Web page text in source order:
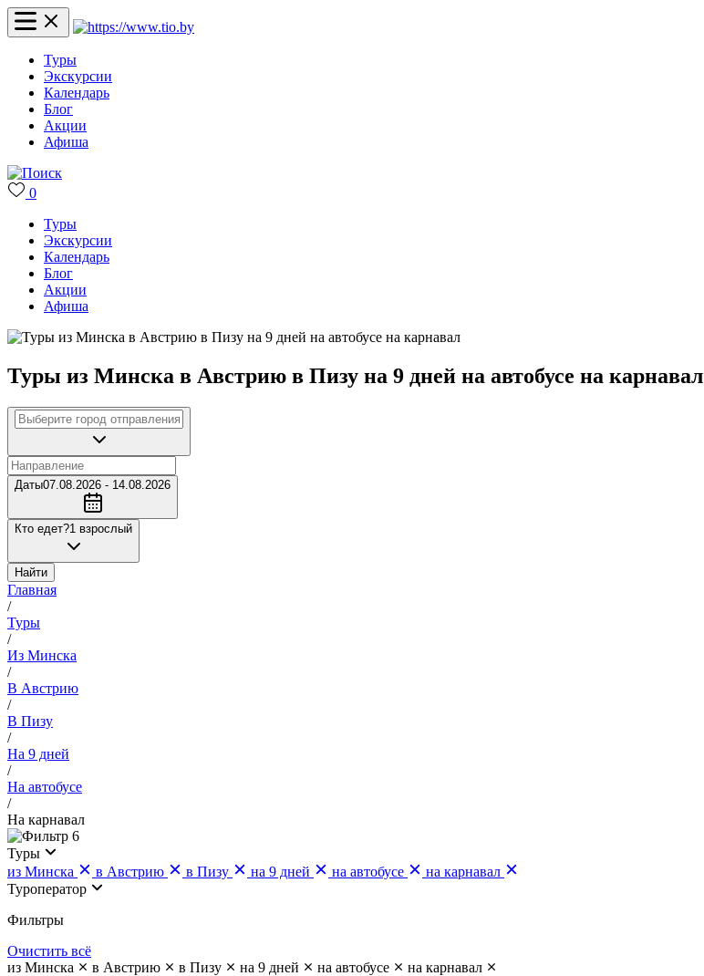
Туры
Экскурсии
Календарь
Блог
Акции
Афиша
0
Туры
Экскурсии
Календарь
Блог
Акции
Афиша
Туры из Минска в Австрию в Пизу на 9 дней на автобусе на карнавал
Даты07.08.2026 - 14.08.2026
Кто едет?1 взрослый
Найти
Главная
/
Туры
/
Из Минска
/
В Австрию
/
В Пизу
/
На 9 дней
/
На автобусе
/
На карнавал
6
Туры
из Минска
в Австрию в Пизу на 9 дней на автобусе
на карнавал
Туроператор
Фильтры
Очистить всё
из Минска
в Австрию в Пизу на 9 дней на автобусе
на карнавал